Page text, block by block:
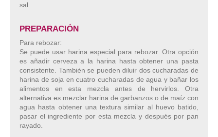
sal
PREPARACIÓN
Para rebozar:
Se puede usar harina especial para rebozar. Otra opción
es añadir cerveza a la harina hasta obtener una pasta
consistente. También se pueden diluir dos cucharadas de
harina de soja en cuatro cucharadas de agua y bañar los
alimentos en esta mezcla antes de hervirlos. Otra
alternativa es mezclar harina de garbanzos o de maíz con
agua hasta obtener una textura similar al huevo batido,
pasar el ingrediente por esta mezcla y después por pan
rayado.